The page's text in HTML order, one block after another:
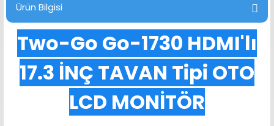
Ürün Bilgisi
Two-Go Go-1730 HDMI'lı
17.3 İNÇ TAVAN Tipi OTO
LCD MONİTÖR